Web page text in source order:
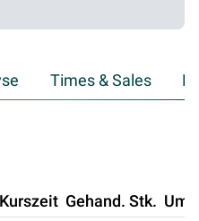
Times & Sales
Kurszeit Gehand. Stk.